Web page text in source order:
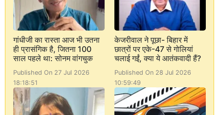
गांधीजी का रास्ता आज भी उतना
ही प्रासंगिक है, जितना 100
साल पहले था: सोनम वांगचुक
Published On 27 Jul 2026
18:18:51
केजरीवाल ने पूछा- बिहार में
छात्रों पर एके-47 से गोलियां
चलाई गईं, क्या ये आतंकवादी हैं?
Published On 28 Jul 2026
10:59:49